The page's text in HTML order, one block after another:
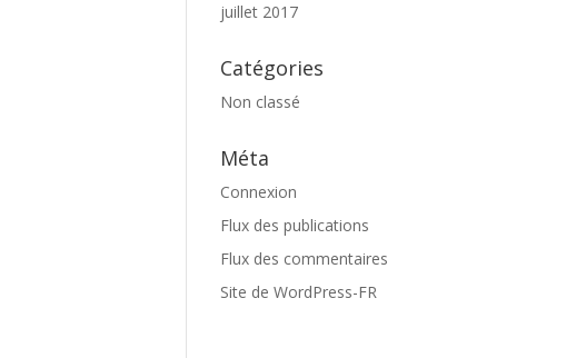
juillet 2017
Catégories
Non classé
Méta
Connexion
Flux des publications
Flux des commentaires
Site de WordPress-FR